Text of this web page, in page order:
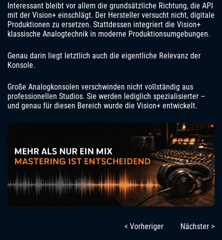
Interessant bleibt vor allem die grundsätzliche Richtung, die API
mit der Vision+ einschlägt. Der Hersteller versucht nicht, digitale
Produktionen zu ersetzen. Stattdessen integriert die Vision+
klassische Analogtechnik in moderne Produktionsumgebungen.
Genau darin liegt letztlich auch die eigentliche Relevanz der
Konsole.
Große Analogkonsolen verschwinden nicht vollständig aus
professionellen Studios. Sie werden lediglich spezialisierter –
und genau für diesen Bereich wurde die Vision+ entwickelt.
< Vorheriger Nächster >